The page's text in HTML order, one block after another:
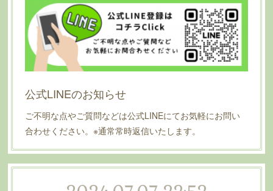
公式LINEのお知らせ
ご不明な点やご質問などは公式LINEにてお気軽にお問い
合わせください。※通常常時返信いたします。